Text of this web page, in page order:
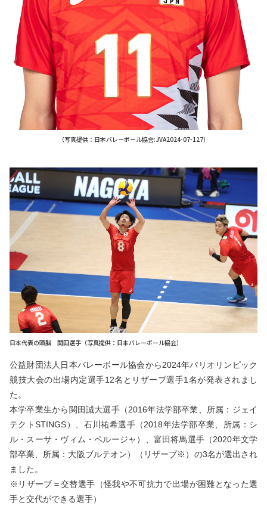
（写真提供：日本バレーボール協会:JVA2024-07-127）
日本代表の頭脳 関田選手（写真提供：日本バレーボール協会）
公益財団法人日本バレーボール協会から2024年パリオリンピック
競技大会の出場内定選手12名とリザーブ選手1名が発表されまし
た。
本学卒業生から関田誠大選手（2016年法学部卒業、所属：ジェイ
テクトSTINGS）、石川祐希選手（2018年法学部卒業、所属：シ
ル・スーサ・ヴィム・ペルージャ）、富田将馬選手（2020年文学
部卒業、所属：大阪ブルテオン）（リザーブ※）の3名が選出され
ました。
※リザーブ＝交替選手（怪我や不可抗力で出場が困難となった選
手と交代ができる選手）